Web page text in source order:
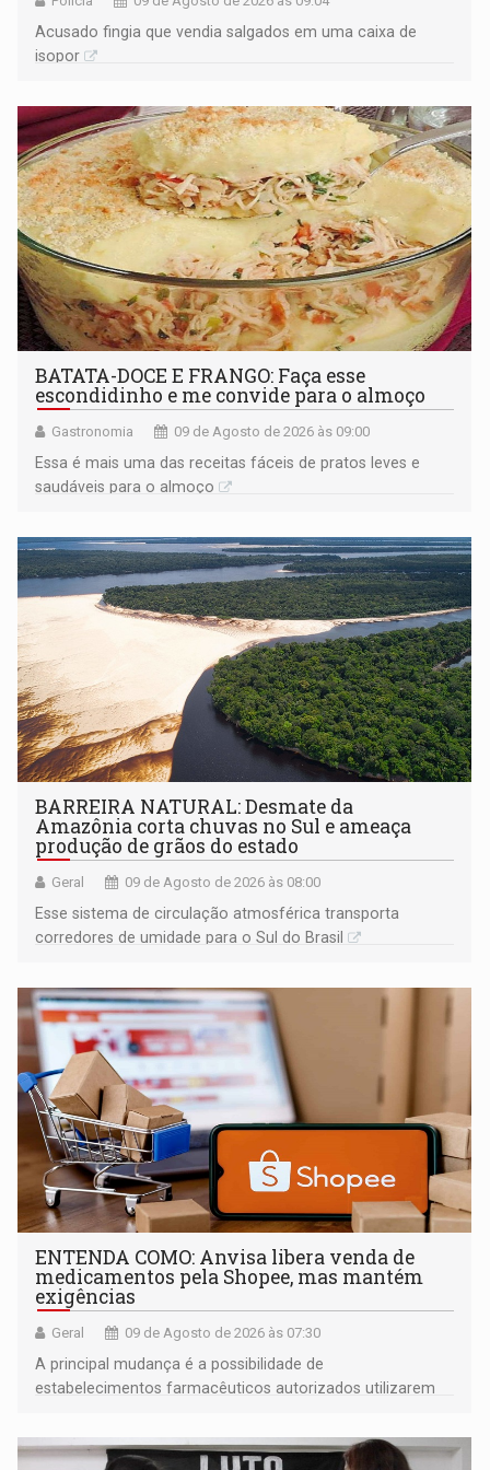
Acusado fingia que vendia salgados em uma caixa de
isopor
BATATA-DOCE E FRANGO: Faça esse
escondidinho e me convide para o almoço
Gastronomia 09 de Agosto de 2026 às 09:00
Essa é mais uma das receitas fáceis de pratos leves e
saudáveis para o almoço
BARREIRA NATURAL: Desmate da
Amazônia corta chuvas no Sul e ameaça
produção de grãos do estado
Geral 09 de Agosto de 2026 às 08:00
Esse sistema de circulação atmosférica transporta
corredores de umidade para o Sul do Brasil
ENTENDA COMO: Anvisa libera venda de
medicamentos pela Shopee, mas mantém
exigências
Geral 09 de Agosto de 2026 às 07:30
A principal mudança é a possibilidade de
estabelecimentos farmacêuticos autorizados utilizarem